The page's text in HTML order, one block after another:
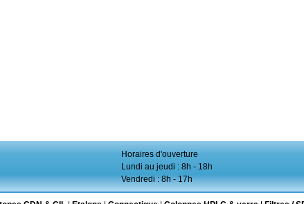
Horaires d'ouverture
Lundi au jeudi : 8h - 18h
Vendredi : 8h - 17h